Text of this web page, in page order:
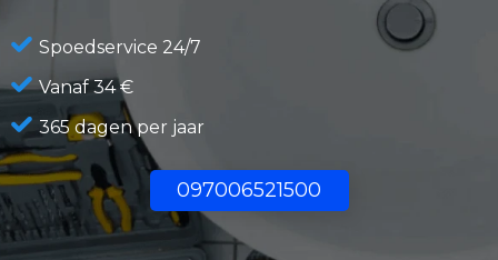
Spoedservice 24/7
Vanaf 34 €
365 dagen per jaar
097006521500